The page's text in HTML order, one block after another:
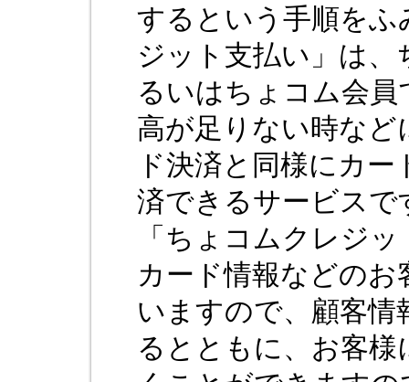
するという手順を
ジット支払い」は
るいはちょコム会
高が足りない時な
ド決済と同様にカ
済できるサービスで
「ちょコムクレジ
カード情報などの
いますので、顧客情
るとともに、お客